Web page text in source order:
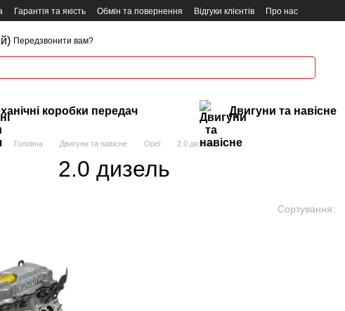
Гарантія та якість Обмін та повернення Відгуки клієнтів Про нас
Передзвонити вам?
коробки передач Двигуни та навісне
Головна Двигуни та навісне Opel 2.0 дизель
2.0 дизель
Сортування: